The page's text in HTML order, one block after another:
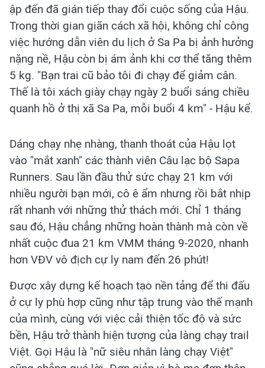
ập đến đã gián tiếp thay đổi cuộc sống của Hậu.
Trong thời gian giãn cách xã hội, không chỉ công
việc hướng dẫn viên du lịch ở Sa Pa bị ảnh hưởng
nặng nề, Hậu còn bị ám ảnh khi cơ thể tăng thêm
5 kg. "Bạn trai cũ bảo tôi đi chạy để giảm cân.
Thế là tôi xách giày chạy ngày 2 buổi sáng chiều
quanh hồ ở thị xã Sa Pa, mỗi buổi 4 km" - Hậu kể.
Dáng chạy nhẹ nhàng, thanh thoát của Hậu lọt
vào "mắt xanh" các thành viên Câu lạc bộ Sapa
Runners. Sau lần đầu thử sức chạy 21 km với
nhiều người bạn mới, cô ê ẩm nhưng rồi bắt nhịp
rất nhanh với những thử thách mới. Chỉ 1 tháng
sau đó, Hậu chẳng những hoàn thành mà còn về
nhất cuộc đua 21 km VMM tháng 9-2020, nhanh
hơn VĐV vô địch cự ly nam đến 26 phút!
Được xây dựng kế hoạch tạo nền tảng để thi đấu
ở cự ly phù hợp cũng như tập trung vào thế mạnh
của mình, cùng với việc cải thiện tốc độ và sức
bền, Hậu trở thành hiện tượng của làng chạy trail
Việt. Gọi Hậu là "nữ siêu nhân làng chạy Việt"